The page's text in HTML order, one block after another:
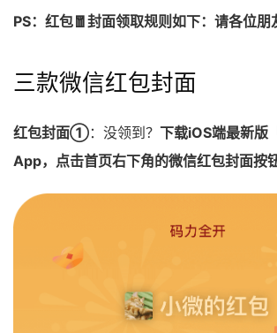
PS：红包🧧封面领取规则如下：请各位朋
三款微信红包封面
红包封面①：没领到？ 下载iOS端最新版
App，点击首页右下角的微信红包封面按